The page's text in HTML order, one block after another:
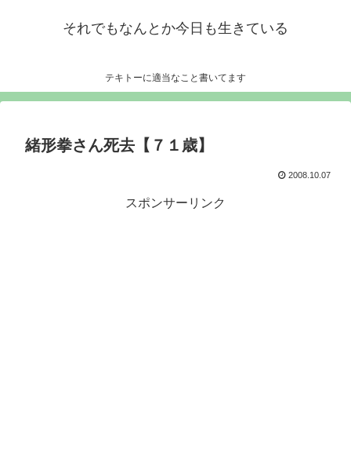
それでもなんとか今日も生きている
テキトーに適当なこと書いてます
緒形拳さん死去【７１歳】
2008.10.07
スポンサーリンク